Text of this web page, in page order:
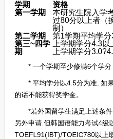
学期 资格
第一学期
本研究生院入学
过80分以上者（
制）
第二学期 第1学期平均学分
第三~四学
期
上学期学分4.3以
上学期学分
* 一个学期至少修满6个学分
* 平均学分以4.5分为准, 如果
的话不能获得奖学金。
*若外国留学生满足上述条件,
另外申请.但韩国语能力考试4级
TOEFL91(IBT)/TOEIC780以上